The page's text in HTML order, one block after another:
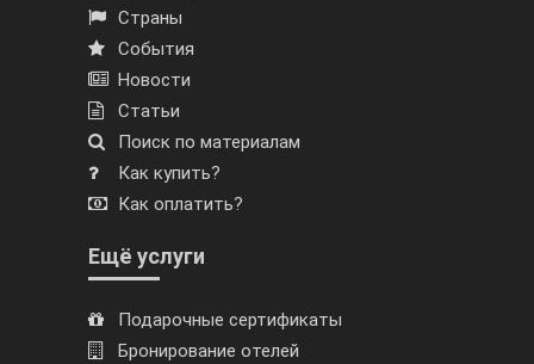
Страны
События
Новости
Статьи
Поиск по материалам
Как купить?
Как оплатить?
Ещё услуги
Подарочные сертификаты
Бронирование отелей